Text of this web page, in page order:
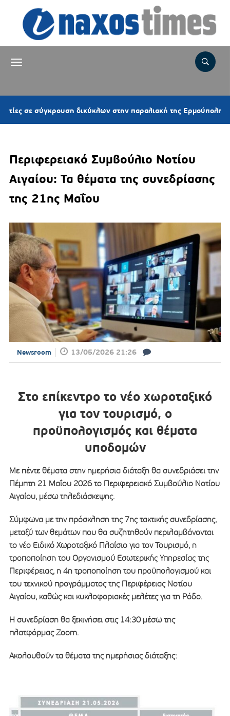
δικύκλων στην παραλιακή της Ερμούπολης 10
Περιφερειακό Συμβούλιο Νοτίου
Αιγαίου: Τα θέματα της συνεδρίασης
της 21ης Μαΐου
Newsroom 13/05/2026 21:26
Στο επίκεντρο το νέο χωροταξικό
για τον τουρισμό, ο
προϋπολογισμός και θέματα
υποδομών
Με πέντε θέματα στην ημερήσια διάταξη θα συνεδριάσει την
Πέμπτη 21 Μαΐου 2026 το Περιφερειακό Συμβούλιο Νοτίου
Αιγαίου, μέσω τηλεδιάσκεψης.
Σύμφωνα με την πρόσκληση της 7ης τακτικής συνεδρίασης,
μεταξύ των θεμάτων που θα συζητηθούν περιλαμβάνονται
το νέο Ειδικό Χωροταξικό Πλαίσιο για τον Τουρισμό, η
τροποποίηση του Οργανισμού Εσωτερικής Υπηρεσίας της
Περιφέρειας, η 4η τροποποίηση του προϋπολογισμού και
του τεχνικού προγράμματος της Περιφέρειας Νοτίου
Αιγαίου, καθώς και κυκλοφοριακές μελέτες για τη Ρόδο.
Η συνεδρίαση θα ξεκινήσει στις 14:30 μέσω της
πλατφόρμας Zoom.
Ακολουθούν τα θέματα της ημερήσιας διάταξης: